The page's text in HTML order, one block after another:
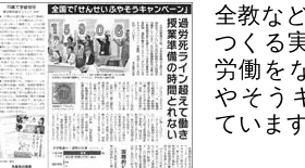
全教な
つくる
労働を
やそう
ていま